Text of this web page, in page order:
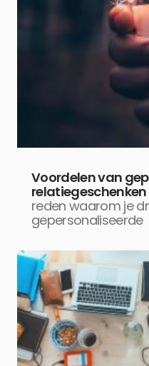
Voordelen van
relatiegeschenken
reden waarom je
gepersonaliseerde